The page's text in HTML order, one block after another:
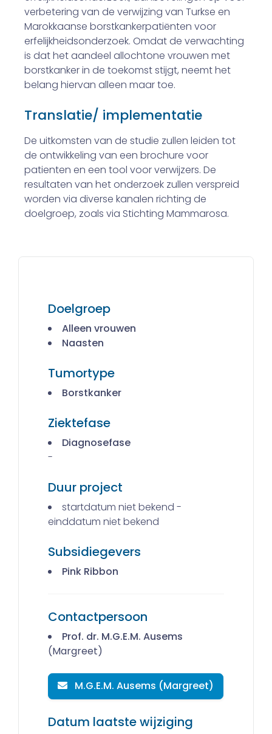
verbetering van de verwijzing van Turkse en
Marokkaanse borstkankerpatiënten voor
erfelijk­heidsonderzoek. Omdat de verwachting
is dat het aandeel allochtone vrouwen met
borstkanker in de toekomst stijgt, neemt het
belang hiervan alleen maar toe.
Translatie/ implementatie
De uitkomsten van de studie zullen leiden tot
de ontwikkeling van een brochure voor
patienten en een tool voor ver­wijzers. De
resultaten van het onderzoek zullen verspreid
worden via diverse kanalen richting de
doelgroep, zoals via Stichting Mammarosa.
Doelgroep
Alleen vrouwen
Naasten
Tumortype
Borstkanker
Ziektefase
Diagnosefase
-
Duur project
startdatum niet bekend -
einddatum niet bekend
Subsidiegevers
Pink Ribbon
Contactpersoon
Prof. dr. M.G.E.M. Ausems
(Margreet)
M.G.E.M. Ausems (Margreet)
Datum laatste wijziging